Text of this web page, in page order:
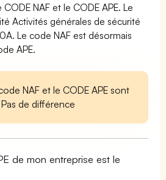
NAF et le CODE APE. Le
Activités générales de sécurité
Le code NAF est désormais
APE.
NAF et le CODE APE sont
de différence
de mon entreprise est le